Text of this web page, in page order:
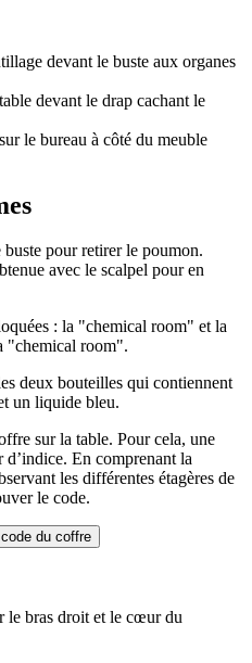
devant le buste aux organes
devant le drap cachant le
le bureau à côté du meuble
pour retirer le poumon.
avec le scalpel pour en
: la "chemical room" et la
"chemical room".
deux bouteilles qui contiennent
un liquide bleu.
sur la table. Pour cela, une
En comprenant la
les différentes étagères de
le code.
du coffre
le bras droit et le cœur du